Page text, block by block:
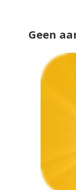
Geen